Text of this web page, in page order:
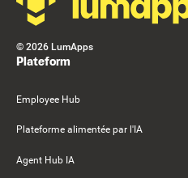
© 2026 LumApps
Plateform
Employee Hub
Plateforme alimentée par l'IA
Agent Hub IA